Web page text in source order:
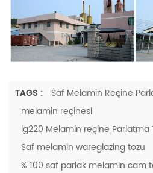
TAGS :
Saf Melamin Reçine
melamin reçinesi
lg220 Melamin reçine Parlatma
Saf melamin wareglazing tozu
% 100 saf parlak melamin cam